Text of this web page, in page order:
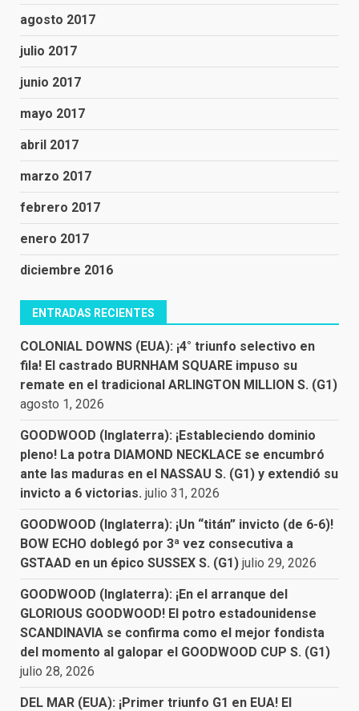
agosto 2017
julio 2017
junio 2017
mayo 2017
abril 2017
marzo 2017
febrero 2017
enero 2017
diciembre 2016
ENTRADAS RECIENTES
COLONIAL DOWNS (EUA): ¡4° triunfo selectivo en
fila! El castrado BURNHAM SQUARE impuso su
remate en el tradicional ARLINGTON MILLION S. (G1)
agosto 1, 2026
GOODWOOD (Inglaterra): ¡Estableciendo dominio
pleno! La potra DIAMOND NECKLACE se encumbró
ante las maduras en el NASSAU S. (G1) y extendió su
invicto a 6 victorias. julio 31, 2026
GOODWOOD (Inglaterra): ¡Un “titán” invicto (de 6-6)!
BOW ECHO doblegó por 3ª vez consecutiva a
GSTAAD en un épico SUSSEX S. (G1) julio 29, 2026
GOODWOOD (Inglaterra): ¡En el arranque del
GLORIOUS GOODWOOD! El potro estadounidense
SCANDINAVIA se confirma como el mejor fondista
del momento al galopar el GOODWOOD CUP S. (G1)
julio 28, 2026
DEL MAR (EUA): ¡Primer triunfo G1 en EUA! El